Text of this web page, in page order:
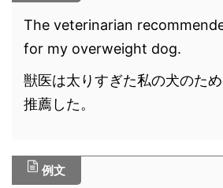
The veterinarian
for my overweight dog.
獣医は太りすぎた私の犬のた
推薦した。
例文